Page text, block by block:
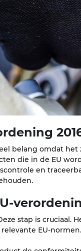
belang omdat
die in de EU
en
stap is cruciaal.
EU-